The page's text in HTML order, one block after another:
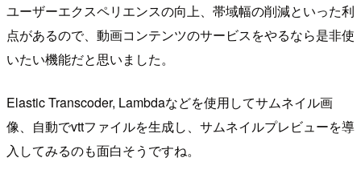
ユーザーエクスペリエンスの向上、帯域幅の削減といった利
点があるので、動画コンテンツのサービスをやるなら是非使
いたい機能だと思いました。
Elastic Transcoder, Lambdaなどを使用してサムネイル画
像、自動でvttファイルを生成し、サムネイルプレビューを導
入してみるのも面白そうですね。